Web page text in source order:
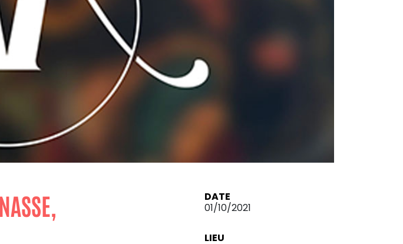
DATE
01/10/2021
LIEU